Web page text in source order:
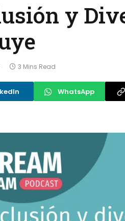
y
3 Mins Read
WhatsApp